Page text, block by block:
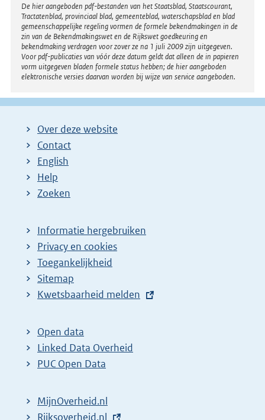
Disclaimer
De hier aangeboden pdf-bestanden van het Staatsblad, Staatscourant,
Tractatenblad, provinciaal blad, gemeenteblad, waterschapsblad en blad
gemeenschappelijke regeling vormen de formele bekendmakingen in de
zin van de Bekendmakingswet en de Rijkswet goedkeuring en
bekendmaking verdragen voor zover ze na 1 juli 2009 zijn uitgegeven.
Voor pdf-publicaties van vóór deze datum geldt dat alleen de in papieren
vorm uitgegeven bladen formele status hebben; de hier aangeboden
elektronische versies daarvan worden bij wijze van service aangeboden.
Over deze website
Contact
English
Help
Zoeken
Informatie hergebruiken
Privacy en cookies
Toegankelijkheid
Sitemap
E
t
e
r
l
Kwetsbaarheid melden
Open data
Linked Data Overheid
PUC Open Data
MijnOverheid.nl
E
Rijksoverheid.nl